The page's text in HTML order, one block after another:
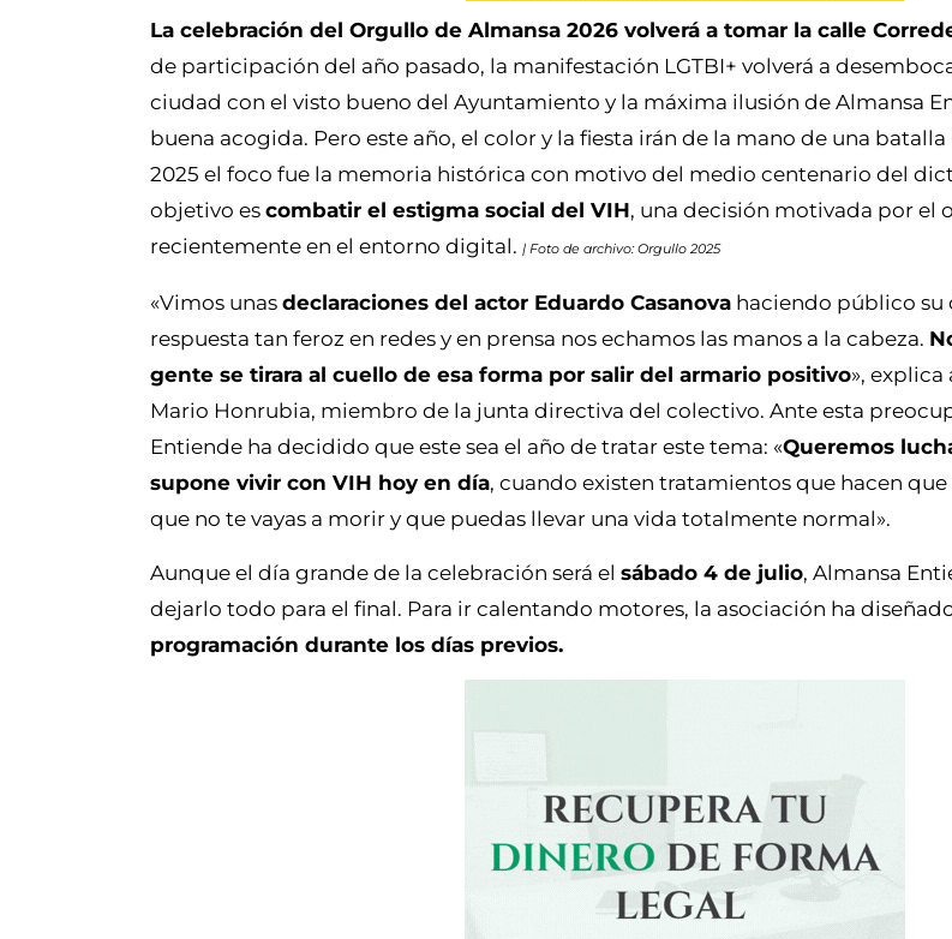
La celebración del Orgullo de Almansa 2026 volverá a tomar la calle
de participación del año pasado, la manifestación LGTBI+ volverá a
ciudad con el visto bueno del Ayuntamiento y la máxima ilusión de Almansa
buena acogida. Pero este año, el color y la fiesta irán de la mano de una batalla
2025 el foco fue la memoria histórica con motivo del medio centenario del
objetivo es combatir el estigma social del VIH, una decisión motivada por el
recientemente en el entorno digital. | Foto de archivo: Orgullo 2025
«Vimos unas declaraciones del actor Eduardo Casanova haciendo público su
respuesta tan feroz en redes y en prensa nos echamos las manos a la cabeza.
gente se tirara al cuello de esa forma por salir del armario positivo», explica
Mario Honrubia, miembro de la junta directiva del colectivo. Ante esta
Entiende ha decidido que este sea el año de tratar este tema: «Queremos
supone vivir con VIH hoy en día, cuando existen tratamientos que hacen
que no te vayas a morir y que puedas llevar una vida totalmente normal».
Aunque el día grande de la celebración será el sábado 4 de julio, Almansa
dejarlo todo para el final. Para ir calentando motores, la asociación ha
programación durante los días previos.